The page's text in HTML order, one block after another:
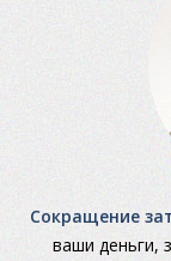
Сокращение
ваши деньги,